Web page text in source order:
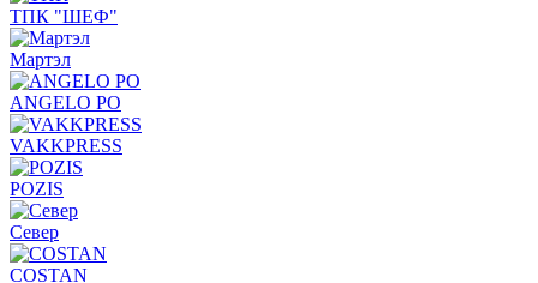
ТПК "ШЕФ"
Мартэл
ANGELO PO
VAKKPRESS
POZIS
Север
COSTAN